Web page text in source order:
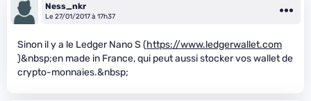
Ness_nkr
Le 27/01/2017 à 17h37
Sinon il y a le Ledger Nano S (https://www.ledgerwallet.com
)&nbsp;en made in France, qui peut aussi stocker vos wallet de
crypto-monnaies.&nbsp;